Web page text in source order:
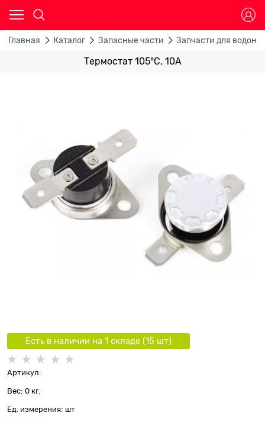
Главная Каталог Запасные части Запчасти для
Термостат 105°С, 10A
Есть в наличии на 1 складe (15шт)
Артикул:
Вес: 0 кг.
Ед. измерения: шт